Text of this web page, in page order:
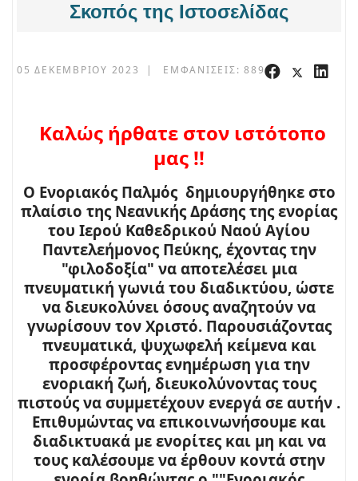
Σκοπός της Ιστοσελίδας
05 ΔΕΚΕΜΒΡΊΟΥ 2023 ΕΜΦΑΝΊΣΕΙΣ: 889
Καλώς ήρθατε στον ιστότοπο
μας !!
Ο Ενοριακός Παλμός δημιουργήθηκε στο
πλαίσιο της Νεανικής Δράσης της ενορίας
του Ιερού Καθεδρικού Ναού Αγίου
Παντελεήμονος Πεύκης, έχοντας την
"φιλοδοξία" να αποτελέσει μια
πνευματική γωνιά του διαδικτύου, ώστε
να διευκολύνει όσους αναζητούν να
γνωρίσουν τον Χριστό. Παρουσιάζοντας
πνευματικά, ψυχωφελή κείμενα και
προσφέροντας ενημέρωση για την
ενοριακή ζωή, διευκολύνοντας τους
πιστούς να συμμετέχουν ενεργά σε αυτήν .
Επιθυμώντας να επικοινωνήσουμε και
διαδικτυακά με ενορίτες και μη και να
τους καλέσουμε να έρθουν κοντά στην